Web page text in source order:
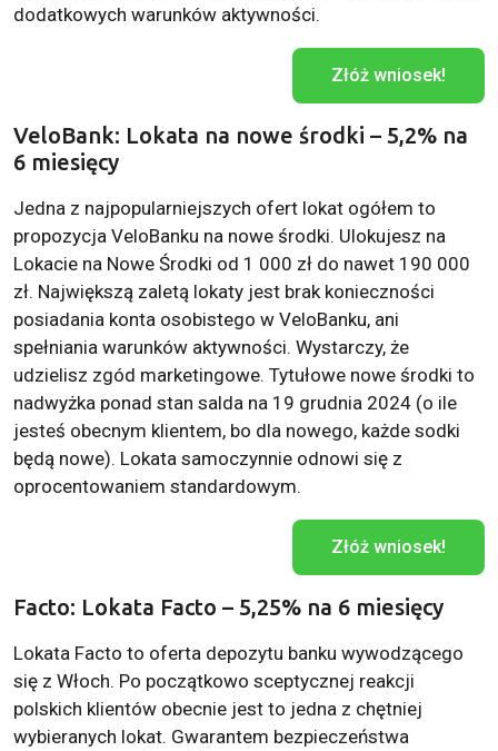
dodatkowych warunków aktywności.
Złóż wniosek!
VeloBank: Lokata na nowe środki – 5,2% na
6 miesięcy
Jedna z najpopularniejszych ofert lokat ogółem to
propozycja VeloBanku na nowe środki. Ulokujesz na
Lokacie na Nowe Środki od 1 000 zł do nawet 190 000
zł. Największą zaletą lokaty jest brak konieczności
posiadania konta osobistego w VeloBanku, ani
spełniania warunków aktywności. Wystarczy, że
udzielisz zgód marketingowe. Tytułowe nowe środki to
nadwyżka ponad stan salda na 19 grudnia 2024 (o ile
jesteś obecnym klientem, bo dla nowego, każde sodki
będą nowe). Lokata samoczynnie odnowi się z
oprocentowaniem standardowym.
Złóż wniosek!
Facto: Lokata Facto – 5,25% na 6 miesięcy
Lokata Facto to oferta depozytu banku wywodzącego
się z Włoch. Po początkowo sceptycznej reakcji
polskich klientów obecnie jest to jedna z chętniej
wybieranych lokat. Gwarantem bezpieczeństwa